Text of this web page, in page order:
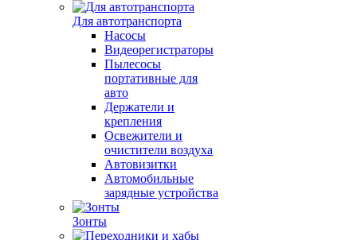
Для автотранспорта
Насосы
Видеорегистраторы
Пылесосы
портативные для
авто
Держатели и
крепления
Освежители и
очистители воздуха
Автовизитки
Автомобильные
зарядные устройства
Зонты